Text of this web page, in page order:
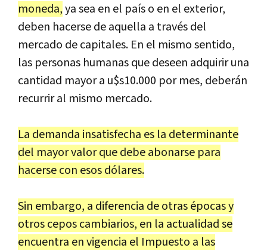
moneda,ya sea en el país o en el exterior,
deben hacerse de aquella a través del
mercado de capitales. En el mismo sentido,
las personas humanas que deseen adquirir una
cantidad mayor a u$s10.000 por mes, deberán
recurrir al mismo mercado.
La demanda insatisfecha es la determinante
del mayor valor que debe abonarse para
hacerse con esos dólares.
Sin embargo, a diferencia de otras épocas y
otros cepos cambiarios, en la actualidad se
encuentra en vigencia el Impuesto a las